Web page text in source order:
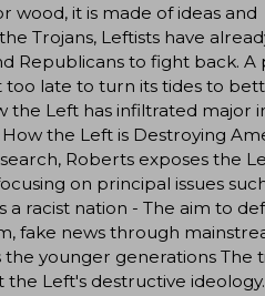
it is made of ideas and
Trojans, Leftists have
Republicans to fight back. A
too late to turn its tides to
Left has infiltrated major
the Left is Destroying
Roberts exposes the
on principal issues
a racist nation - The aim to
fake news through
younger generations The
Left's destructive